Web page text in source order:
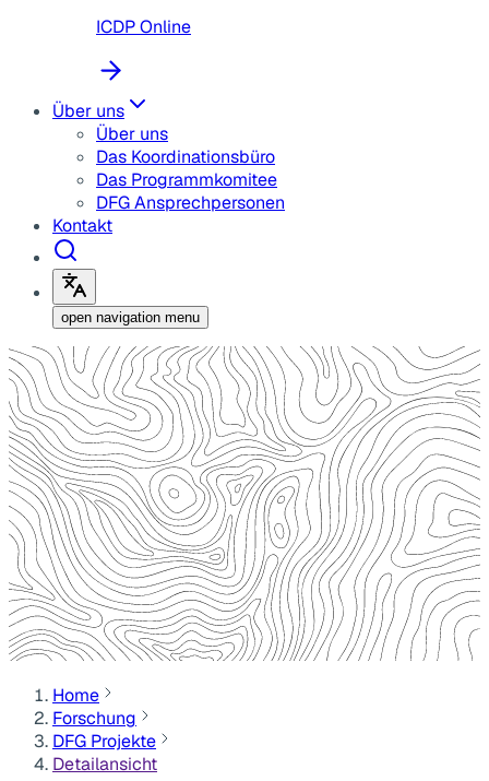
ICDP Online
Über uns
Über uns
Das Koordinationsbüro
Das Programmkomitee
DFG Ansprechpersonen
Kontakt
open navigation menu
Home
Forschung
DFG Projekte
Detailansicht